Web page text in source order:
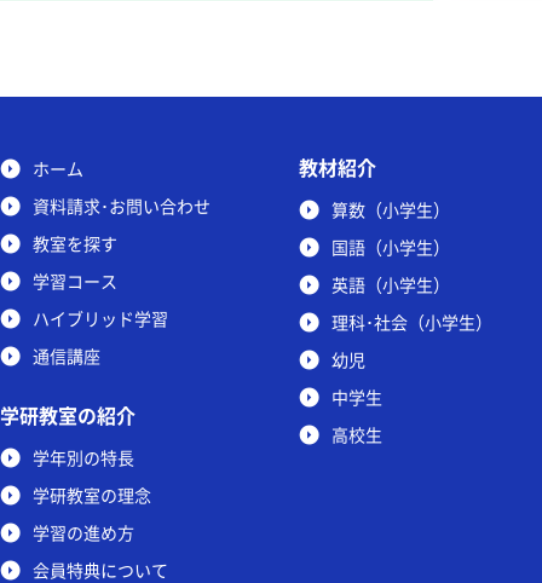
ホーム
資料請求･お問い合わせ
教室を探す
学習コース
ハイブリッド学習
通信講座
学研教室の紹介
学年別の特長
学研教室の理念
学習の進め方
会員特典について
教材紹介
算数（小学生）
国語（小学生）
英語（小学生）
理科･社会（小学生）
幼児
中学生
高校生